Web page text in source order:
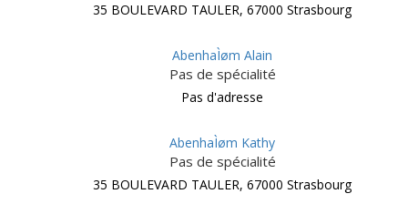
35 BOULEVARD TAULER, 67000 Strasbourg
AbenhaÌøm Alain
Pas de spécialité
Pas d'adresse
AbenhaÌøm Kathy
Pas de spécialité
35 BOULEVARD TAULER, 67000 Strasbourg